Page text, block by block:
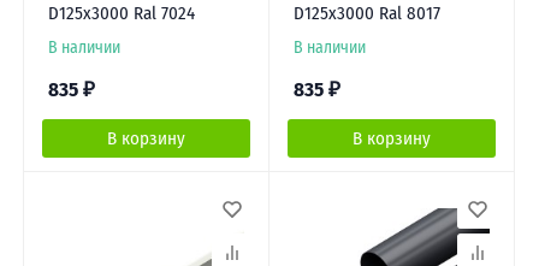
D125х3000 Ral 7024
В наличии
835 ₽
В корзину
D125х3000 Ral 8017
В наличии
835 ₽
В корзину